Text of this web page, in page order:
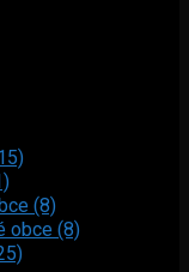
(8)
obce (8)